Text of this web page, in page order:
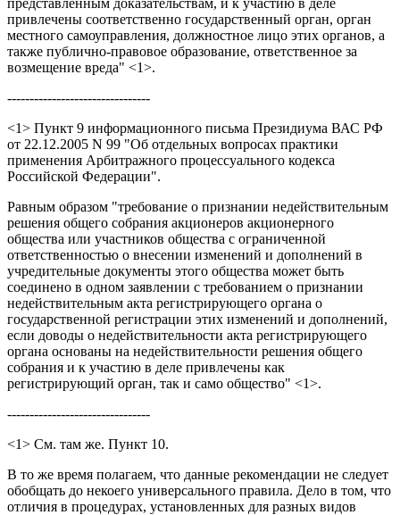
привлечены соответственно государственный орган, орган
местного самоуправления, должностное лицо этих органов, а
также публично-правовое образование, ответственное за
возмещение вреда" <1>.
--------------------------------
<1> Пункт 9 информационного письма Президиума ВАС РФ
от 22.12.2005 N 99 "Об отдельных вопросах практики
применения Арбитражного процессуального кодекса
Российской Федерации".
Равным образом "требование о признании недействительным
решения общего собрания акционеров акционерного
общества или участников общества с ограниченной
ответственностью о внесении изменений и дополнений в
учредительные документы этого общества может быть
соединено в одном заявлении с требованием о признании
недействительным акта регистрирующего органа о
государственной регистрации этих изменений и дополнений,
если доводы о недействительности акта регистрирующего
органа основаны на недействительности решения общего
собрания и к участию в деле привлечены как
регистрирующий орган, так и само общество" <1>.
--------------------------------
<1> См. там же. Пункт 10.
В то же время полагаем, что данные рекомендации не следует
обобщать до некоего универсального правила. Дело в том, что
отличия в процедурах, установленных для разных видов